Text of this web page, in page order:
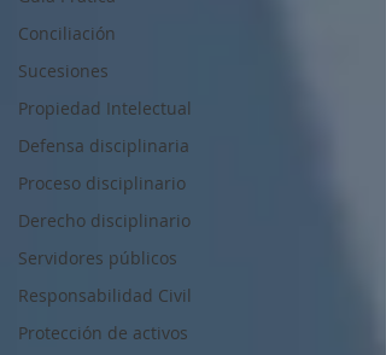
Conciliación
Sucesiones
Propiedad Intelectual
Defensa disciplinaria
Proceso disciplinario
Derecho disciplinario
Servidores públicos
Responsabilidad Civil
Protección de activos